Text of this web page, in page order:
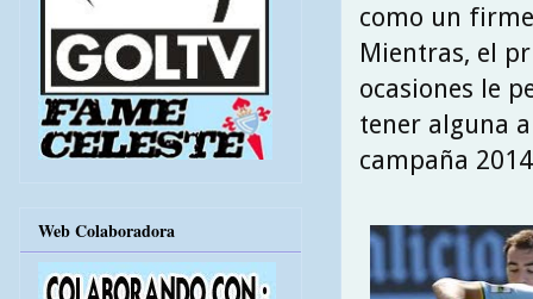
como un
Mientras, el
ocasiones le
tener alguna
campaña
Web Colaboradora